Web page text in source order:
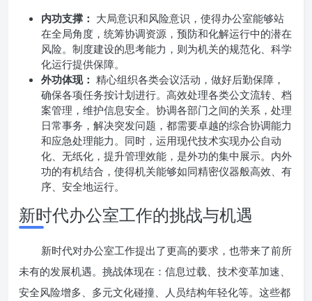
内功支撑： 大局意识和风险意识，使得办公室能够站
在全局角度，统筹协调资源，预防和化解运行中的潜在
风险。制度建设的思考能力，则为机关的规范化、科学
化运行提供保障。
外功体现： 精心组织各类会议活动，做好后勤保障，
确保各项任务按计划进行。高效处理各类公文流转、档
案管理，维护信息安全。协调各部门之间的关系，处理
日常事务，解决突发问题，都需要卓越的综合协调能力
和应急处理能力。同时，运用现代技术实现办公自动
化、无纸化，提升管理效能，是外功的集中展示。内外
功的有机结合，使得机关能够如同精密仪器般高效、有
序、安全地运行。
新时代办公室工作的挑战与机遇
新时代对办公室工作提出了更高的要求，也带来了前所
未有的发展机遇。挑战体现在：信息过载、技术变革加速、
安全风险增多、多元文化碰撞、人员结构年轻化等。这些都